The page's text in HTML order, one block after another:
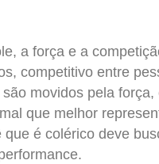
a força e a
competitivo entre
movidos pela força,
que melhor
é colérico deve